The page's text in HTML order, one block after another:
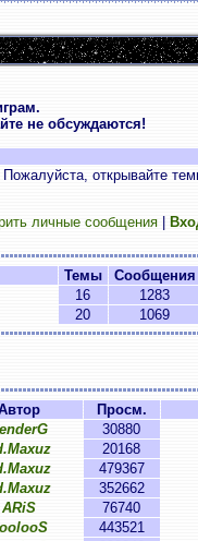
не обсуждаются!
открывайте
личные сообщения|
Темы Сообщения
16 1283
20 1069
Просм.
30880
20168
479367
352662
ARiS 76740
443521